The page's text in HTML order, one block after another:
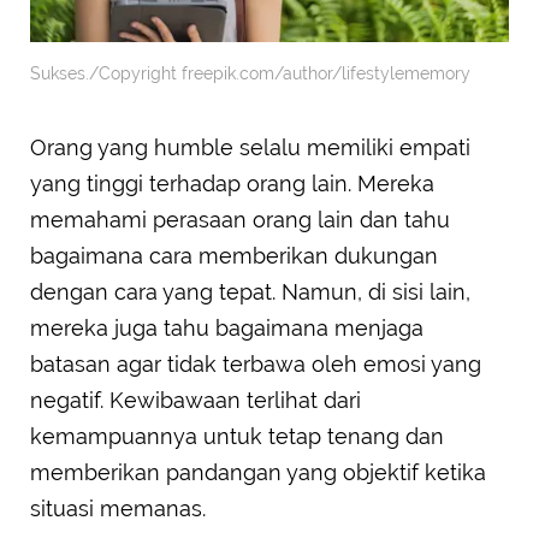
Sukses./Copyright freepik.com/author/lifestylememory
Orang yang humble selalu memiliki empati
yang tinggi terhadap orang lain. Mereka
memahami perasaan orang lain dan tahu
bagaimana cara memberikan dukungan
dengan cara yang tepat. Namun, di sisi lain,
mereka juga tahu bagaimana menjaga
batasan agar tidak terbawa oleh emosi yang
negatif. Kewibawaan terlihat dari
kemampuannya untuk tetap tenang dan
memberikan pandangan yang objektif ketika
situasi memanas.